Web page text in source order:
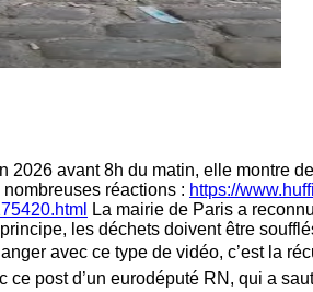
avant 8h du matin, elle montre
réactions : https://
La mairie de Paris a
les déchets doivent être
avec ce type de vidéo, c’est la
post d’un eurodéputé RN, qui a